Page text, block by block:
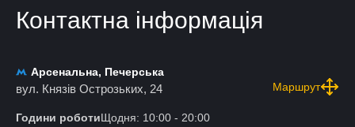
Контактна інформація
Арсенальна, Печерська
вул. Князів Острозьких, 24 Маршрут
Години роботиЩодня: 10:00 - 20:00